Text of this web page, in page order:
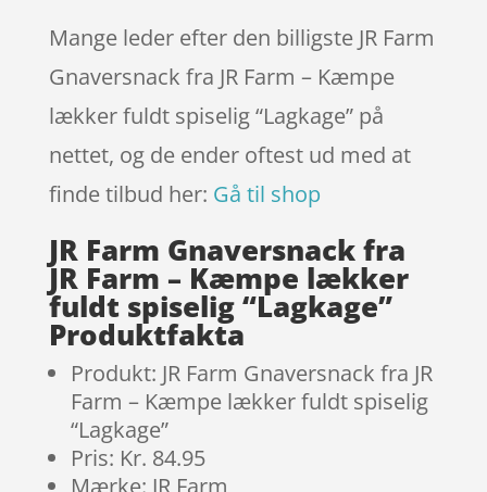
mmelser
Mange leder efter den billigste JR Farm
Gnaversnack fra JR Farm – Kæmpe
lækker fuldt spiselig “Lagkage” på
nettet, og de ender oftest ud med at
finde tilbud her: Gå til shop
JR Farm Gnaversnack fra
JR Farm – Kæmpe lækker
fuldt spiselig “Lagkage”
Produktfakta
Produkt: JR Farm Gnaversnack fra JR
Farm – Kæmpe lækker fuldt spiselig
“Lagkage”
Pris: Kr. 84.95
Mærke: JR Farm